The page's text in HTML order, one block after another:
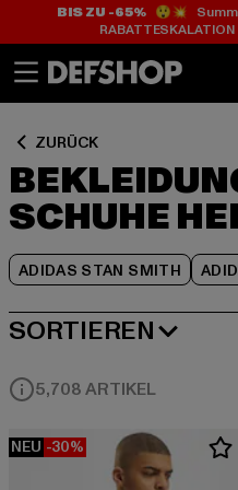
BIS ZU -65%😲💥
ZURÜCK
SCHUHE
ADIDAS STAN SMITH
SORTIEREN
BELIEBTESTE
5,708 ARTIKEL
NEU -30%